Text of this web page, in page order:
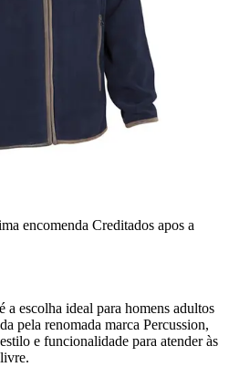
encomenda Creditados apos a
a escolha ideal para homens adultos
pela renomada marca Percussion,
e funcionalidade para atender às